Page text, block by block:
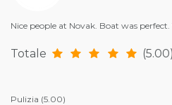
Nice people at Novak. Boat was
Totale (5.00)
Pulizia (5.00)